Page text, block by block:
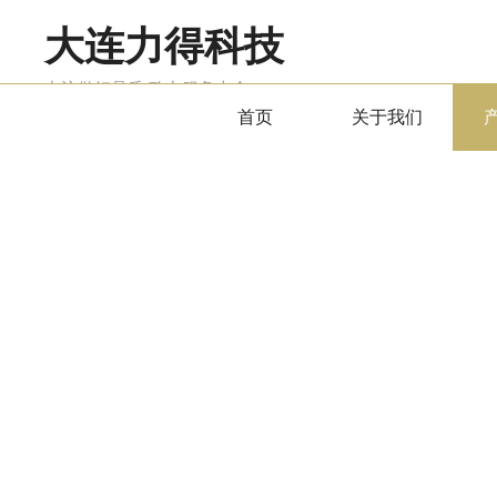
大连力得科技
专注做好品质 致力服务大众
首页
关于我们